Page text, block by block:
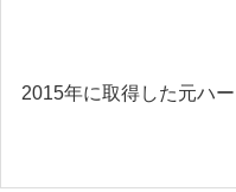
2015年に取得した元ハ